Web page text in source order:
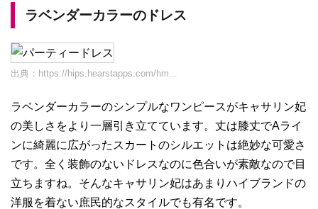
ラベンダーカラーのドレス
出典： https://hips.hearstapps.com/hm...
ラベンダーカラーのシンプルなワンピースがキャサリン妃
の美しさをより一層引き立てています。丈は膝丈でAライ
ンに綺麗に広がったスカートのシルエットは絶妙な可愛さ
です。全く装飾のないドレスなのに色合いが素敵なので目
立ちますね。そんなキャサリン妃はあまりハイブランドの
洋服を着ない庶民的なスタイルでも有名です。